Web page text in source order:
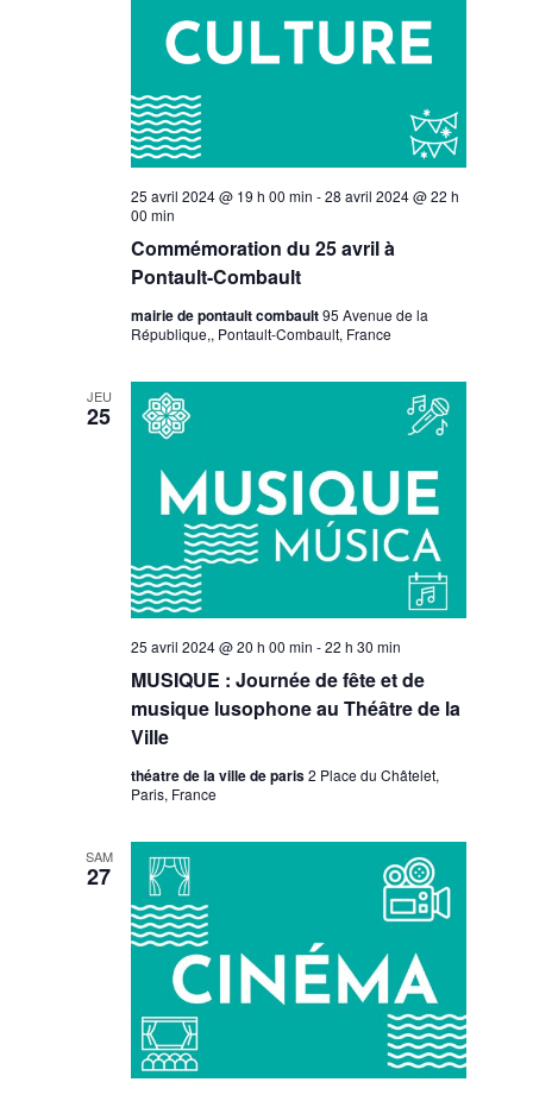
Commémoration du 25 avril à
Pontault-Combault
25 avril 2024 @ 19 h 00 min -28 avril 2024 @ 22 h
00 min
mairie de pontault combault95 Avenue de la
République,, Pontault-Combault, France
JEU
25
MUSIQUE : Journée de fête et de
musique lusophone au Théâtre de la
Ville
25 avril 2024 @ 20 h 00 min -22 h 30 min
théatre de la ville de paris2 Place du Châtelet,
Paris, France
SAM
27